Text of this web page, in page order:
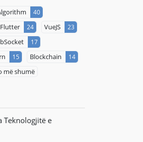
40
Flutter 24 VueJS 23
17
15 Blockchain 14
më shumë
Teknologjitë e